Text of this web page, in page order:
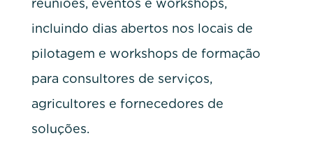
reuniões, eventos e workshops,
incluindo dias abertos nos locais de
pilotagem e workshops de formação
para consultores de serviços,
agricultores e fornecedores de
soluções.